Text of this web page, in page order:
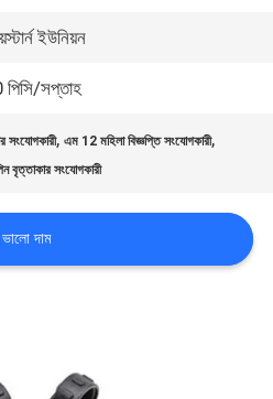
ইউনিয়ন
সপ্তাহ
সংযোগকারী,এম 12 মহিলা বিজ্ঞপ্তি সংযোগকারী,
বৃত্তাকার সংযোগকারী
ভালো দাম